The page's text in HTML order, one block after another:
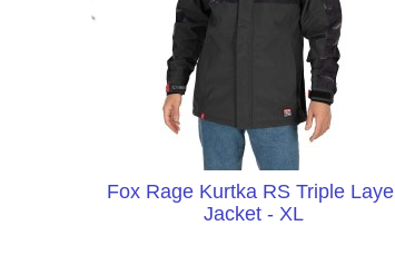
Fox Rage Kurtka RS Triple Layer
Jacket - XL